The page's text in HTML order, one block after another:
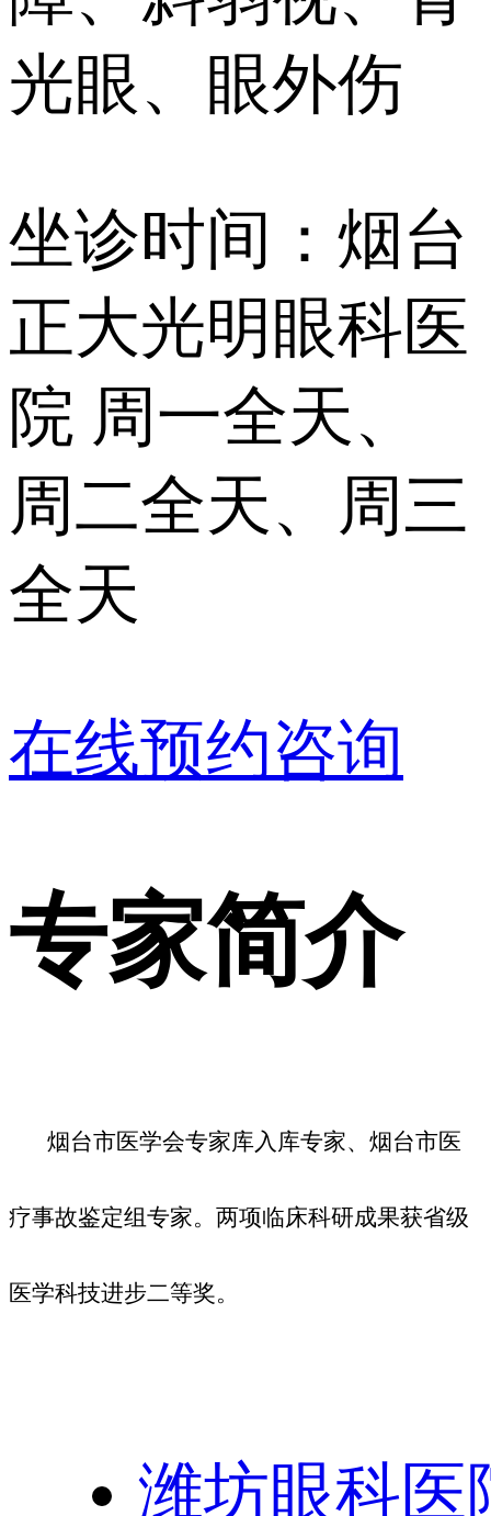
光眼、眼外伤
坐诊时间：烟台
正大光明眼科医
院 周一全天、
周二全天、周三
全天
在线预约咨询
专家简介
烟台市医学会专家库入库专家、 烟台市医
疗事故鉴定组专家。 两项临床科研成果获省级
医学科技进步二等奖。
潍坊眼科医